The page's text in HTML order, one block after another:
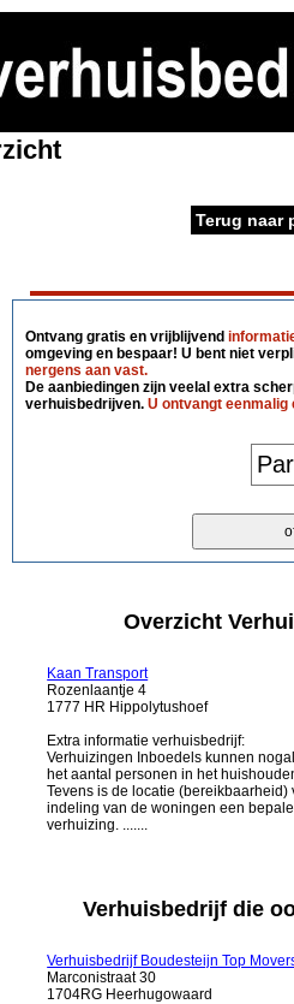
Terug naar
Ontvang gratis en vrijblijvend
omgeving en bespaar! U bent niet
nergens aan vast.
De aanbiedingen zijn veelal extra
verhuisbedrijven.U ontvangt eenmalig
Overzicht
Kaan Transport
Rozenlaantje 4
1777 HR Hippolytushoef
Extra informatie verhuisbedrijf:
Verhuizingen Inboedels kunnen
het aantal personen in het
Tevens is de locatie
indeling van de woningen een
verhuizing. .......
Verhuisbedrijf die
Verhuisbedrijf Boudesteijn Top
Marconistraat 30
1704RG Heerhugowaard